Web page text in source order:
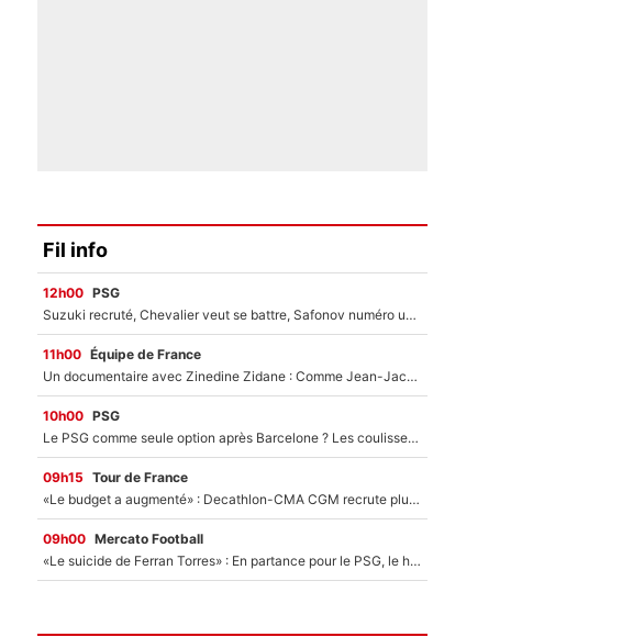
Fil info
12h00 PSG
Suzuki recruté, Chevalier veut se battre, Safonov numéro un… Le PSG se lance encore dans un gros chantier pour le poste de gardien de but
11h00 Équipe de France
Un documentaire avec Zinedine Zidane : Comme Jean-Jacques Goldman et Mylène Farmer, le nouveau sélectionneur de l'équipe de France a recalé une journaliste très connue
10h00 PSG
Le PSG comme seule option après Barcelone ? Les coulisses de la signature historique de Lionel Messi sont révélées au grand jour !
09h15 Tour de France
«Le budget a augmenté» : Decathlon-CMA CGM recrute plusieurs coureurs pour offrir à Paul Seixas une équipe pour gagner le Tour de France 2027
09h00 Mercato Football
«Le suicide de Ferran Torres» : En partance pour le PSG, le héros de la finale de la Coupe du monde s'attire les foudres de la presse espagnole !